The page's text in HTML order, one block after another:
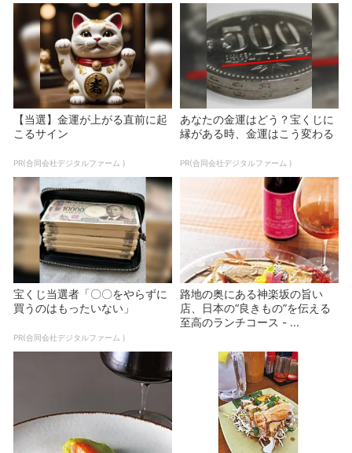
【当選】金運が上がる直前に起
こるサイン
PR(合同会社デジタルファーム )
あなたの金運はどう？宝くじに
縁がある時、金運はこう変わる
PR(合同会社デジタルファーム )
宝くじ当選者「〇〇をやらずに
買うのはもったいない」
PR(合同会社デジタルファーム )
路地の奥にある神楽坂の旨い
店、日本の“良きもの”を伝える
至高のランチコース - ...